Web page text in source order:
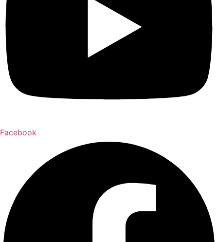
Facebook